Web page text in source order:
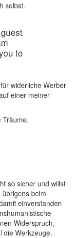
selbst.
to
widerliche Werber
einer meiner
Träume.
so sicher und willst
beim
einverstanden
Widerspruch,
die Werkzeuge.